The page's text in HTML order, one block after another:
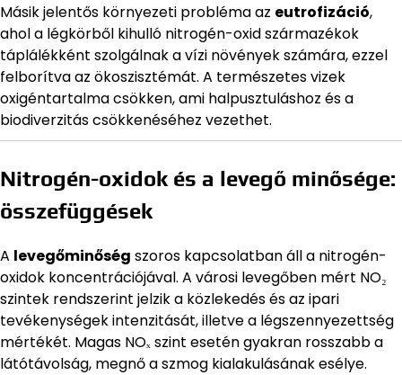
Másik jelentős környezeti probléma az eutrofizáció,
ahol a légkörből kihulló nitrogén-oxid származékok
táplálékként szolgálnak a vízi növények számára, ezzel
felborítva az ökoszisztémát. A természetes vizek
oxigéntartalma csökken, ami halpusztuláshoz és a
biodiverzitás csökkenéséhez vezethet.
Nitrogén-oxidok és a levegő minősége:
összefüggések
A levegőminőség szoros kapcsolatban áll a nitrogén-
oxidok koncentrációjával. A városi levegőben mért NO₂
szintek rendszerint jelzik a közlekedés és az ipari
tevékenységek intenzitását, illetve a légszennyezettség
mértékét. Magas NOₓ szint esetén gyakran rosszabb a
látótávolság, megnő a szmog kialakulásának esélye.